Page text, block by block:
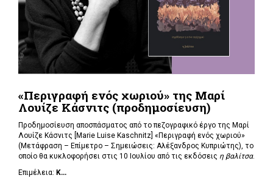
«Περιγραφή ενός χωριού» της Μαρί
Λουίζε Κάσνιτς (προδημοσίευση)
Προδημοσίευση αποσπάσματος από το πεζογραφικό έργο της Μαρί
Λουίζε Κάσνιτς [Marie Luise Kaschnitz] «Περιγραφή ενός χωριού»
(Μετάφραση – Επίμετρο – Σημειώσεις: Αλέξανδρος Κυπριώτης), το
οποίο θα κυκλοφορήσει στις 10 Ιουλίου από τις εκδόσεις η βαλίτσα.
Επιμέλεια: Κ...